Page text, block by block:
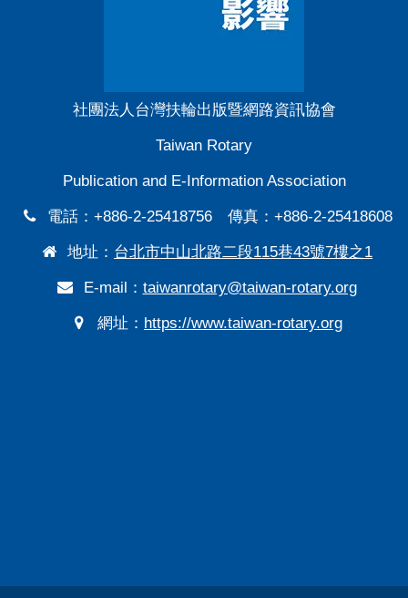
社團法人台灣扶輪出版暨網路資訊協會
Taiwan Rotary
Publication and E-Information Association
電話：+886-2-25418756 傳真：+886-2-25418608
地址： 台北市中山北路二段115巷43號7樓之1
E-mail： taiwanrotary@taiwan-rotary.org
網址： https://www.taiwan-rotary.org